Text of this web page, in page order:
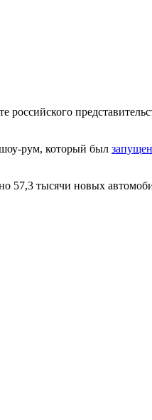
российского
рум, который был запущен
57,3 тысячи новых